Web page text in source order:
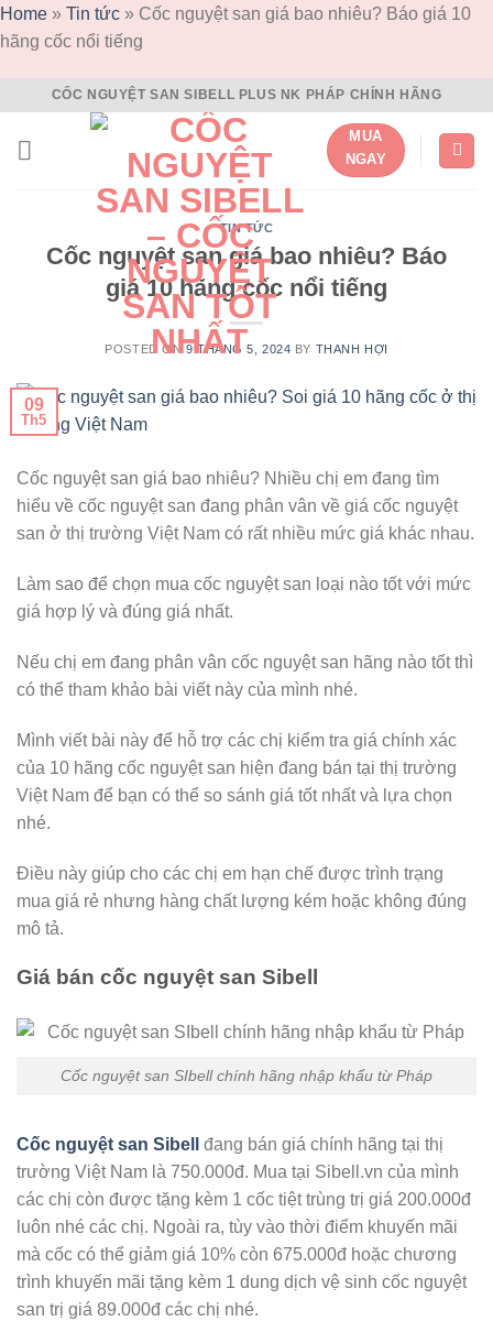
Home » Tin tức » Cốc nguyệt san giá bao nhiêu? Báo giá 10
hãng cốc nổi tiếng
to
content
CỐC NGUYỆT SAN SIBELL PLUS NK PHÁP CHÍNH HÃNG
MUA
NGAY
TIN TỨC
Cốc nguyệt san giá bao nhiêu? Báo
giá 10 hãng cốc nổi tiếng
POSTED ON 9 THÁNG 5, 2024 BY THANH HỢI
09
Th5
Cốc nguyệt san giá bao nhiêu? Nhiều chị em đang tìm
hiểu về cốc nguyệt san đang phân vân về giá cốc nguyệt
san ở thị trường Việt Nam có rất nhiều mức giá khác nhau.
Làm sao để chọn mua cốc nguyệt san loại nào tốt với mức
giá hợp lý và đúng giá nhất.
Nếu chị em đang phân vân cốc nguyệt san hãng nào tốt thì
có thể tham khảo bài viết này của mình nhé.
Mình viết bài này để hỗ trợ các chị kiểm tra giá chính xác
của 10 hãng cốc nguyệt san hiện đang bán tại thị trường
Việt Nam để bạn có thể so sánh giá tốt nhất và lựa chọn
nhé.
Điều này giúp cho các chị em hạn chế được trình trạng
mua giá rẻ nhưng hàng chất lượng kém hoặc không đúng
mô tả.
Giá bán cốc nguyệt san Sibell
Cốc nguyệt san SIbell chính hãng nhập khẩu từ Pháp
Cốc nguyệt san Sibell
đang bán giá chính hãng tại thị
trường Việt Nam là 750.000đ. Mua tại Sibell.vn của mình
các chị còn được tặng kèm 1 cốc tiệt trùng trị giá 200.000đ
luôn nhé các chị. Ngoài ra, tùy vào thời điểm khuyến mãi
mà cốc có thể giảm giá 10% còn 675.000đ hoặc chương
trình khuyến mãi tặng kèm 1 dung dịch vệ sinh cốc nguyệt
san trị giá 89.000đ các chị nhé.